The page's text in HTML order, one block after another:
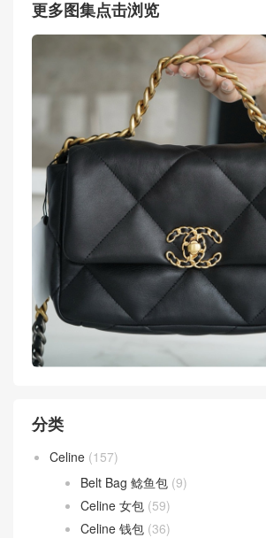
更多图集点击浏览
分类
Celine (157)
Belt Bag 鲶鱼包 (9)
Celine 女包 (59)
Celine 钱包 (36)